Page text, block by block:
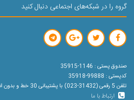
گروه را در شبکه‌های اجتماعی دنبال کنید
صندوق پستی : 1146-35915
کدپستی : 99888-35918
تلفن 5 رقمی (31432-023) با پشتیبانی 30 خط و بدون اشغالی
ارتباط با ما